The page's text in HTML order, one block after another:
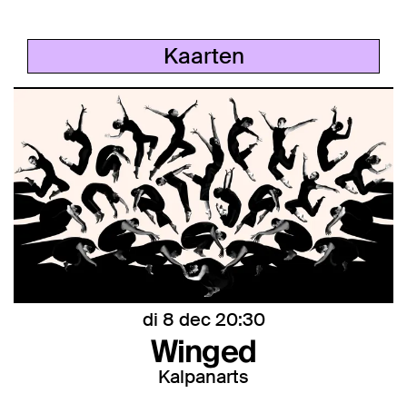
Kaarten
Winged
Kalpanarts
di 8 dec20:30